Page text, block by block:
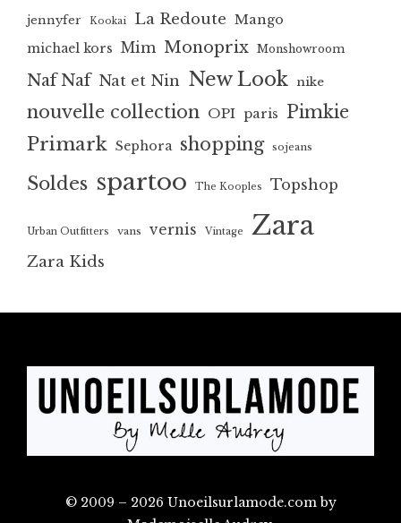
jennyfer Kookai La Redoute Mango
michael kors Mim Monoprix Monshowroom
Naf Naf Nat et Nin New Look nike
nouvelle collection OPI paris Pimkie
Primark Sephora shopping sojeans
Soldes spartoo The Kooples Topshop
Urban Outfitters vans vernis Vintage Zara
Zara Kids
© 2009 – 2026 Unoeilsurlamode.com by